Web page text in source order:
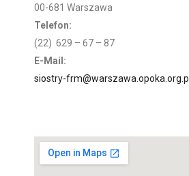
00-681 Warszawa
Telefon:
(22) 629 – 67 – 87
E-Mail:
siostry-frm@warszawa.opoka.org.pl